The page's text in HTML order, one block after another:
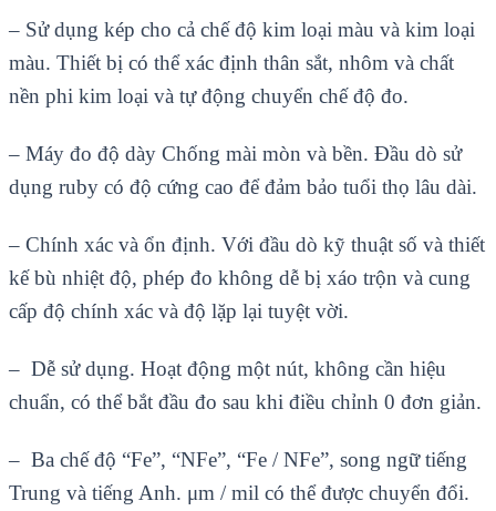
– Sử dụng kép cho cả chế độ kim loại màu và kim loại
màu. Thiết bị có thể xác định thân sắt, nhôm và chất
nền phi kim loại và tự động chuyển chế độ đo.
– Máy đo độ dày Chống mài mòn và bền. Đầu dò sử
dụng ruby ​​có độ cứng cao để đảm bảo tuổi thọ lâu dài.
– Chính xác và ổn định. Với đầu dò kỹ thuật số và thiết
kế bù nhiệt độ, phép đo không dễ bị xáo trộn và cung
cấp độ chính xác và độ lặp lại tuyệt vời.
– Dễ sử dụng. Hoạt động một nút, không cần hiệu
chuẩn, có thể bắt đầu đo sau khi điều chỉnh 0 đơn giản.
– Ba chế độ “Fe”, “NFe”, “Fe / NFe”, song ngữ tiếng
Trung và tiếng Anh. μm / mil có thể được chuyển đổi.